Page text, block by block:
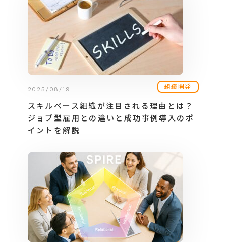
2025/08/19 組織開発
スキルベース組織が注目される理由とは？
ジョブ型雇用との違いと成功事例導入のポ
イントを解説